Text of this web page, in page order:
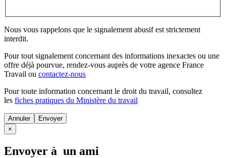
Nous vous rappelons que le signalement abusif est strictement
interdit.
Pour tout signalement concernant des informations inexactes ou une
offre déjà pourvue, rendez-vous auprès de votre agence France
Travail ou contactez-nous
Pour toute information concernant le droit du travail, consultez
les fiches pratiques du Ministère du travail
Annuler
×
Envoyer à un ami